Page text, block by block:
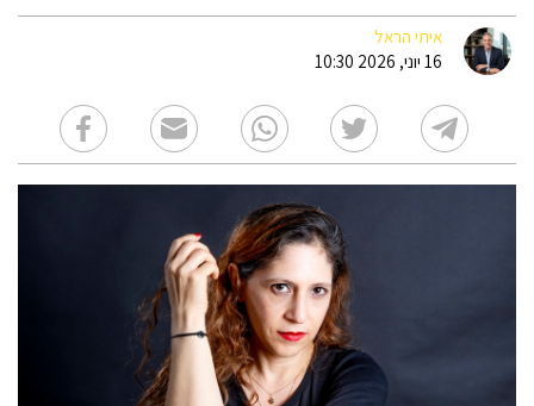
איתי הראל
16 יוני, 2026 10:30